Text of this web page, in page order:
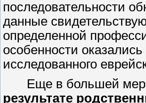
последовательности
данные
определенной
особенности
исследованного
Еще в большей
результате